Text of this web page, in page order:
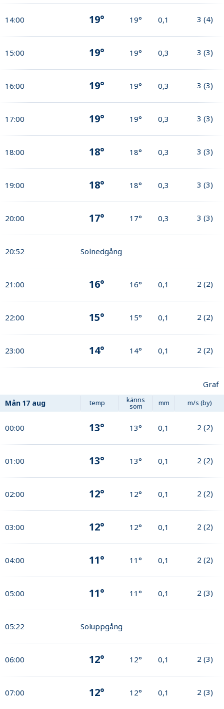
14:00 19° 19° 0,1 3 (4)
15:00 19° 19° 0,3 3 (3)
16:00 19° 19° 0,3 3 (3)
17:00 19° 19° 0,3 3 (3)
18:00 18° 18° 0,3 3 (3)
19:00 18° 18° 0,3 3 (3)
20:00 17° 17° 0,3 3 (3)
20:52 Solnedgång
21:00 16° 16° 0,1 2 (2)
22:00 15° 15° 0,1 2 (2)
23:00 14° 14° 0,1 2 (2)
Graf
Mån 17 aug temp känns
som mm m/s (by)
00:00 13° 13° 0,1 2 (2)
01:00 13° 13° 0,1 2 (2)
02:00 12° 12° 0,1 2 (2)
03:00 12° 12° 0,1 2 (2)
04:00 11° 11° 0,1 2 (2)
05:00 11° 11° 0,1 2 (3)
05:22 Soluppgång
06:00 12° 12° 0,1 2 (3)
07:00 12° 12° 0,1 2 (3)